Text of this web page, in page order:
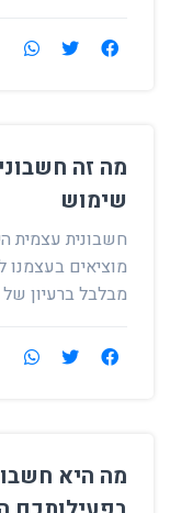
מה זה
שימוש
חשבונית עצמית
מוציאים
מבלבל ברעיון
מה היא